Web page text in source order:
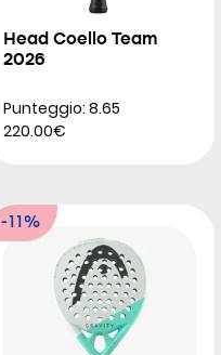
Head Coello Team
2026
Punteggio: 8.65
220.00€
-11%